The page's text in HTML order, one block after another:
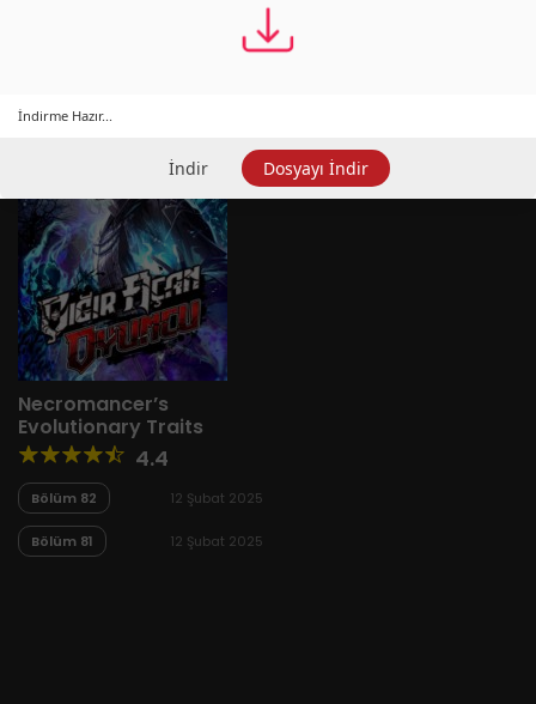
Popüler
Necromancer’s
Evolutionary Traits
4.4
Bölüm 82 12 Şubat 2025
Bölüm 81 12 Şubat 2025
İndirme Hazır...
İndir Dosyayı İndir